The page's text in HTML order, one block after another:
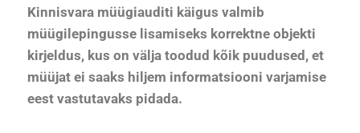
Kinnisvara müügiauditi käigus valmib
müügilepingusse lisamiseks korrektne objekti
kirjeldus, kus on välja toodud kõik puudused, et
müüjat ei saaks hiljem informatsiooni varjamise
eest vastutavaks pidada.